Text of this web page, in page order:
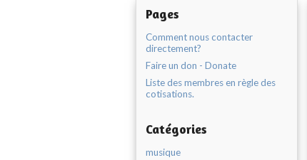
Pages
Comment nous contacter
directement?
Faire un don - Donate
Liste des membres en règle des
cotisations.
Catégories
musique